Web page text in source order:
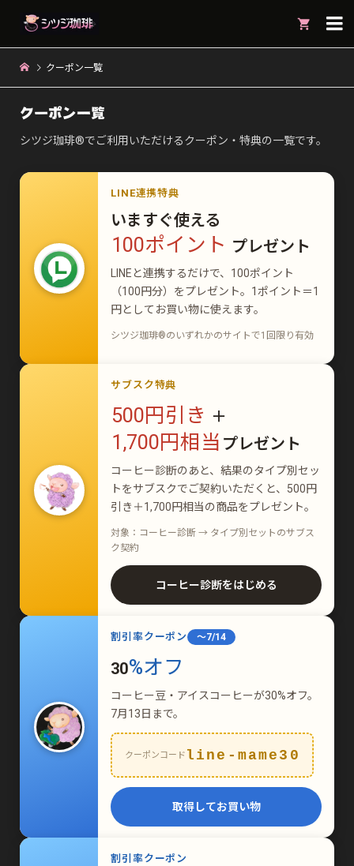

クーポン一覧
クーポン一覧
シツジ珈琲®でご利用いただけるクーポン・特典の一覧です。
LINE連携特典
いますぐ使える
100ポイント プレゼント
LINEと連携するだけで、100ポイント
（100円分）をプレゼント。1ポイント＝1
円としてお買い物に使えます。
シツジ珈琲®のいずれかのサイトで1回限り有効
サブスク特典
500円引き ＋
1,700円相当 プレゼント
コーヒー診断のあと、結果のタイプ別セッ
トをサブスクでご契約いただくと、500円
引き＋1,700円相当の商品をプレゼント。
対象：コーヒー診断 → タイプ別セットのサブス
ク契約
コーヒー診断をはじめる
割引率クーポン 〜7/14
30%オフ
コーヒー豆・アイスコーヒーが30%オフ。
7月13日まで。
クーポンコード line-mame30
取得してお買い物
割引率クーポン